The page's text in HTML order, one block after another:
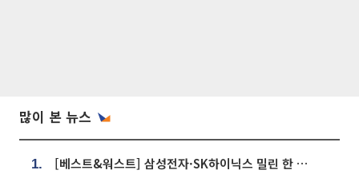
많이 본 뉴스
1. [베스트&워스트] 삼성전자·SK하이닉스 밀린 한 주…상상인증권은 85% 급등